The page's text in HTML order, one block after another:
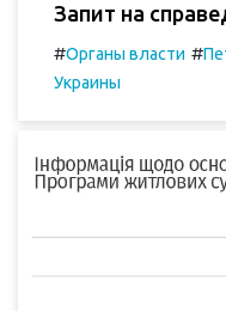
Запит на
#Органы власти #
Украины